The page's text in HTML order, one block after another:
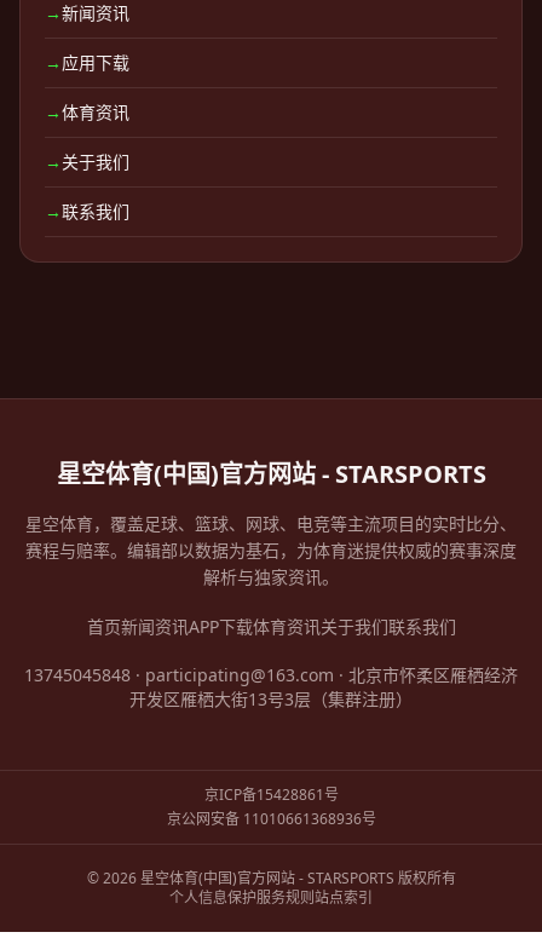
→新闻资讯
→ 应用下载
→体育资讯
→ 关于我们
→联系我们
星空体育(中国)官方网站 - STARSPORTS
星空体育，覆盖足球、篮球、网球、电竞等主流项目的实时比分、
赛程与赔率。编辑部以数据为基石，为体育迷提供权威的赛事深度
解析与独家资讯。
首页新闻资讯APP下载体育资讯关于我们联系我们
13745045848 · participating@163.com · 北京市怀柔区雁栖经济
开发区雁栖大街13号3层（集群注册）
京ICP备15428861号
京公网安备 11010661368936号
© 2026 星空体育(中国)官方网站 - STARSPORTS 版权所有
个人信息保护服务规则站点索引